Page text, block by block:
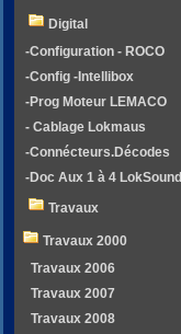
Digital
-Configuration - ROCO
-Config -Intellibox
-Prog Moteur LEMACO
- Cablage Lokmaus
-Connécteurs.Décodes
-Doc Aux 1 à 4 LokSound
Travaux
Travaux 2000
Travaux 2006
Travaux 2007
Travaux 2008